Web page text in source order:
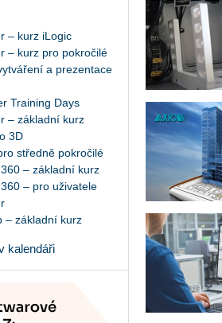
– kurz iLogic
– kurz pro pokročilé
a prezentace
Training Days
– základní kurz
3D
středně pokročilé
– základní kurz
– pro uživatele
– základní kurz
kalendáři